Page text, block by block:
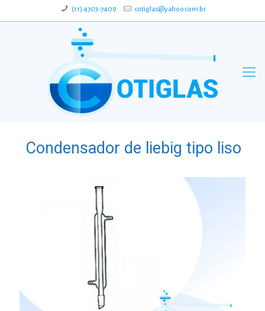
(11) 4703-7409 cotiglas@yahoo.com.br
Condensador de liebig tipo liso